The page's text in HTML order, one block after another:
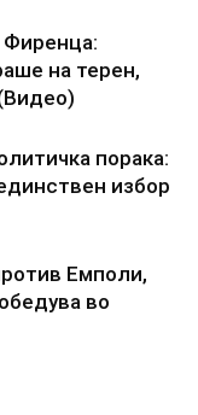
на терен,
порака:
избор
Емполи,
во